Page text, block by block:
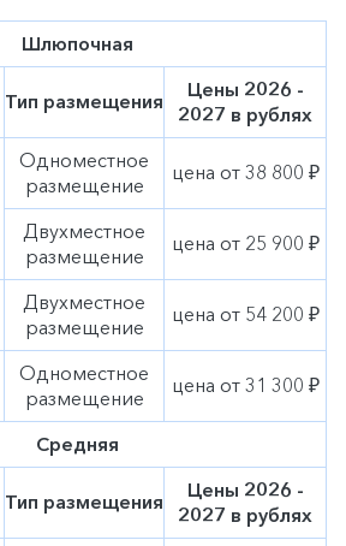
Шлюпочная
Тип размещения
Цены 2026 -
2027 в рублях
Одноместное
размещение
цена от 38 800 ₽
Двухместное
размещение
цена от 25 900 ₽
Двухместное
размещение
цена от 54 200 ₽
Одноместное
размещение
цена от 31 300 ₽
Средняя
Тип размещения
Цены 2026 -
2027 в рублях